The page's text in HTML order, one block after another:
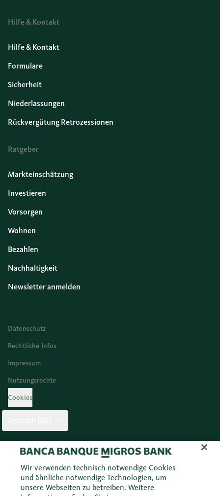
Hilfe & Kontakt
Hilfe & Kontakt
Formulare
Sicherheit
Niederlassungen
Rückvergütung Retrozessionen
Ratgeber
Markteinschätzung
Investieren
Vorsorgen
Wohnen
Bezahlen
Nachhaltigkeit
Newsletter anmelden
Datenschutz
Rechtliche Infos
Impressum
Nutzungsrechte
Cookies
Twitter Facebook Blog Instagram Youtube
© 2026 Migros Bank AG
Wir verwenden technisch notwendige Cookies
und ähnliche notwendige Technologien, um
unsere Webseiten zu betreiben. Weitere